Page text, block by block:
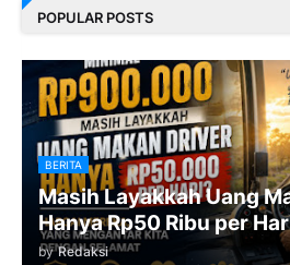
POPULAR POSTS
BERITA
Masih Layakkah Uang
Hanya Rp50 Ribu per
by Redaksi